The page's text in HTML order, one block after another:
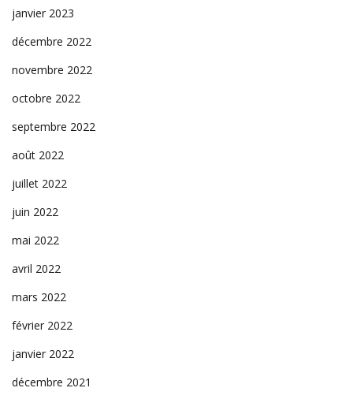
janvier 2023
décembre 2022
novembre 2022
octobre 2022
septembre 2022
août 2022
juillet 2022
juin 2022
mai 2022
avril 2022
mars 2022
février 2022
janvier 2022
décembre 2021